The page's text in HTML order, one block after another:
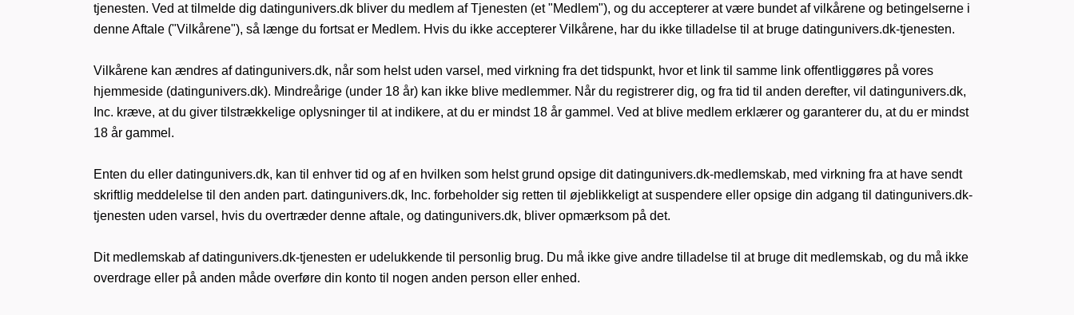
tjenesten. Ved at tilmelde dig datingunivers.dk bliver du medlem af Tjenesten (et "Medlem"), og du accepterer at være bundet af vilkårene og betingelserne i
denne Aftale ("Vilkårene"), så længe du fortsat er Medlem. Hvis du ikke accepterer Vilkårene, har du ikke tilladelse til at bruge datingunivers.dk-tjenesten.
Vilkårene kan ændres af datingunivers.dk, når som helst uden varsel, med virkning fra det tidspunkt, hvor et link til samme link offentliggøres på vores
hjemmeside (datingunivers.dk). Mindreårige (under 18 år) kan ikke blive medlemmer. Når du registrerer dig, og fra tid til anden derefter, vil datingunivers.dk,
Inc. kræve, at du giver tilstrækkelige oplysninger til at indikere, at du er mindst 18 år gammel. Ved at blive medlem erklærer og garanterer du, at du er mindst
18 år gammel.
Enten du eller datingunivers.dk, kan til enhver tid og af en hvilken som helst grund opsige dit datingunivers.dk-medlemskab, med virkning fra at have sendt
skriftlig meddelelse til den anden part. datingunivers.dk, Inc. forbeholder sig retten til øjeblikkeligt at suspendere eller opsige din adgang til datingunivers.dk-
tjenesten uden varsel, hvis du overtræder denne aftale, og datingunivers.dk, bliver opmærksom på det.
Dit medlemskab af datingunivers.dk-tjenesten er udelukkende til personlig brug. Du må ikke give andre tilladelse til at bruge dit medlemskab, og du må ikke
overdrage eller på anden måde overføre din konto til nogen anden person eller enhed.